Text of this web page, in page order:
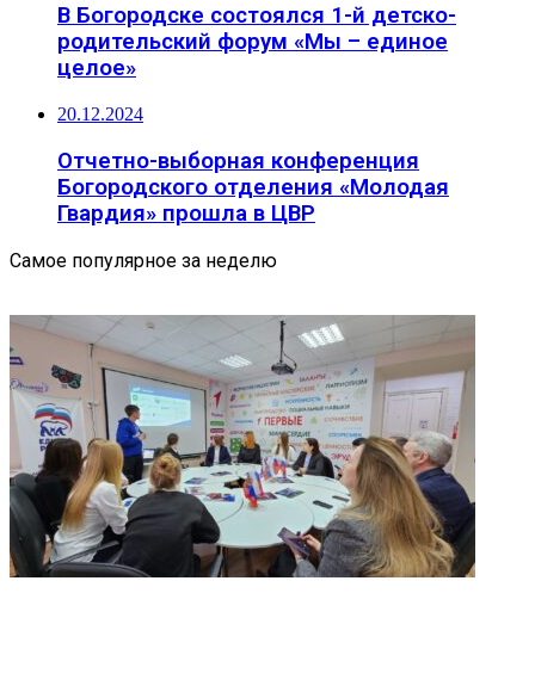
В Богородске состоялся 1-й детско-
родительский форум «Мы – единое
целое»
20.12.2024
Отчетно-выборная конференция
Богородского отделения «Молодая
Гвардия» прошла в ЦВР
Самое популярное за неделю